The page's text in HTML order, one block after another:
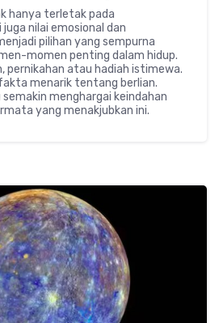
hanya terletak pada
nilai emosional dan
pilihan yang sempurna
momen penting dalam hidup.
pernikahan atau hadiah istimewa.
menarik tentang berlian.
semakin menghargai keindahan
yang menakjubkan ini.